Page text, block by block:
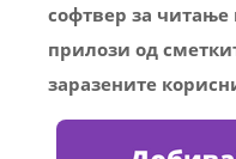
софтвер за
прилози од
заразените